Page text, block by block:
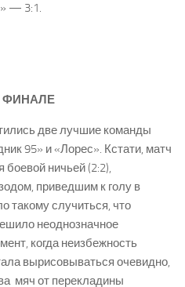
— 3:1.
ФИНАЛЕ
две лучшие команды
95» и «Лорес». Кстати, матч
боевой ничьей (2:2),
приведшим к голу в
такому случиться, что
неоднозначное
когда неизбежность
вырисовываться очевидно,
мяч от перекладины